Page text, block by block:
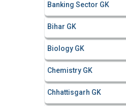
Banking Sector GK
Bihar GK
Biology GK
Chemistry GK
Chhattisgarh GK